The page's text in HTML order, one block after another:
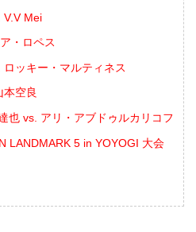
V.V Mei
・ロペス
ッキー・マルティネス
本空良
也 vs. アリ・アブドゥルカリコフ
LANDMARK 5 in YOYOGI 大会